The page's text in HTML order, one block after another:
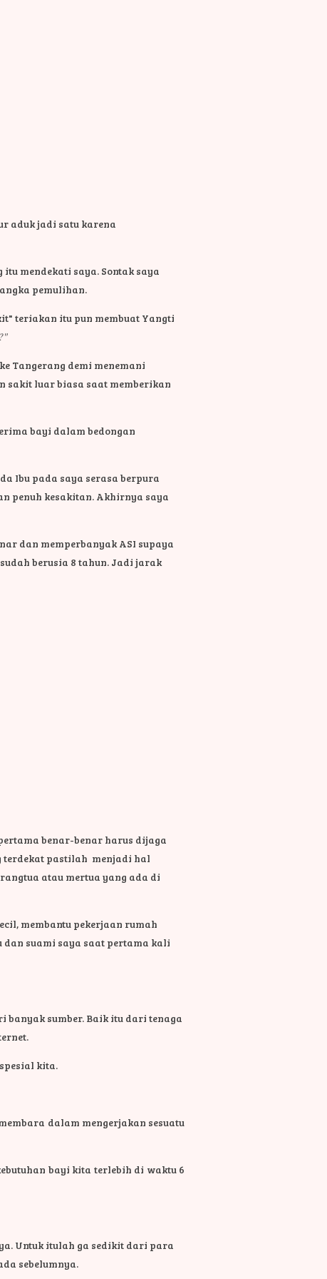
aduk jadi satu karena
mendekati saya. Sontak saya
pemulihan.
teriakan itu pun membuat Yangti
Tangerang demi menemani
sakit luar biasa saat memberikan
bayi dalam bedongan
Ibu pada saya serasa berpura
penuh kesakitan. Akhirnya saya
dan memperbanyak ASI supaya
berusia 8 tahun. Jadi jarak
benar-benar harus dijaga
terdekat pastilah menjadi hal
atau mertua yang ada di
membantu pekerjaan rumah
suami saya saat pertama kali
banyak sumber. Baik itu dari tenaga
kita.
dalam mengerjakan sesuatu
bayi kita terlebih di waktu 6
Untuk itulah ga sedikit dari para
sebelumnya.